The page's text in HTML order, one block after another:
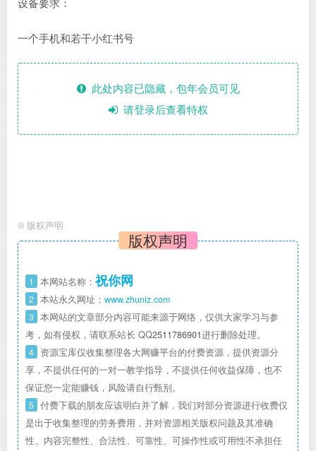
一个手机和若干小红书号
此处内容已隐藏，包年会员可见
请登录后查看特权
© 版权声明
版权声明
1 本网站名称： 祝你网
2 本站永久网址： www.zhuniz.com
3 本网站的文章部分内容可能来源于网络，仅供大家学习与参
考，如有侵权，请联系站长 QQ2511786901进行删除处理。
4 资源宝库仅收集整理各大网赚平台的付费资源，提供资源分
享，不提供任何的一对一教学指导，不提供任何收益保障，也不
保证您一定能赚钱，风险请自行甄别。
5 付费下载的朋友应该明白并了解，我们对部分资源进行收费仅
是出于收集整理的劳务费用，并对资源相关版权问题及其准确
性、内容完整性、合法性、可靠性、可操作性或可用性不承担任